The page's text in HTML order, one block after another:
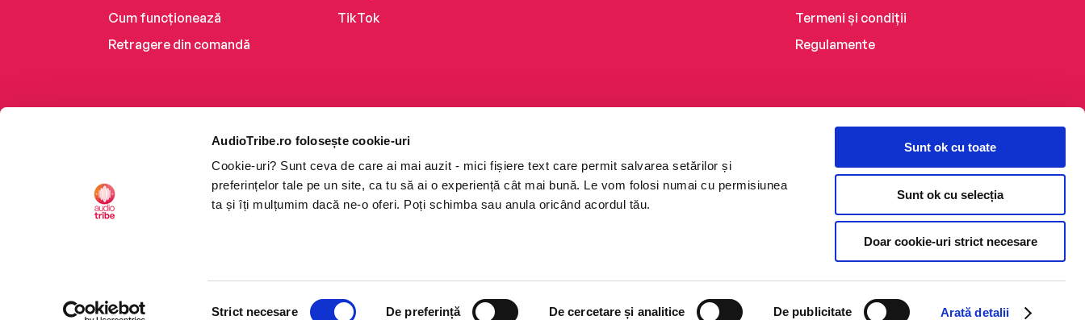
AudioTribe.ro folosește cookie-uri
Cookie-uri? Sunt ceva de care ai mai auzit - mici fișiere text care permit salvarea setărilor și
preferințelor tale pe un site, ca tu să ai o experiență cât mai bună. Le vom folosi numai cu permisiunea
ta și îți mulțumim dacă ne-o oferi. Poți schimba sau anula oricând acordul tău.
Strict necesare De preferință De cercetare și analitice De publicitate Arată detalii
Sunt ok cu toate
Sunt ok cu selecția
Doar cookie-uri strict necesare
Cum funcționează
Retragere din comandă
TikTok
Termeni și condiții
Regulamente
©2026 Nemo EPG SRL. Toate drepturile rezervate.